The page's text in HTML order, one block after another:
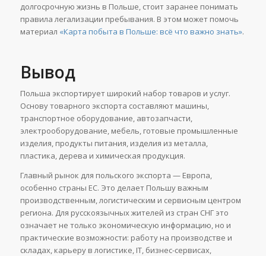
долгосрочную жизнь в Польше, стоит заранее понимать
правила легализации пребывания. В этом может помочь
материал «Карта побыта в Польше: всё что важно знать».
Вывод
Польша экспортирует широкий набор товаров и услуг.
Основу товарного экспорта составляют машины,
транспортное оборудование, автозапчасти,
электрооборудование, мебель, готовые промышленные
изделия, продукты питания, изделия из металла,
пластика, дерева и химическая продукция.
Главный рынок для польского экспорта — Европа,
особенно страны ЕС. Это делает Польшу важным
производственным, логистическим и сервисным центром
региона. Для русскоязычных жителей из стран СНГ это
означает не только экономическую информацию, но и
практические возможности: работу на производстве и
складах, карьеру в логистике, IT, бизнес-сервисах,